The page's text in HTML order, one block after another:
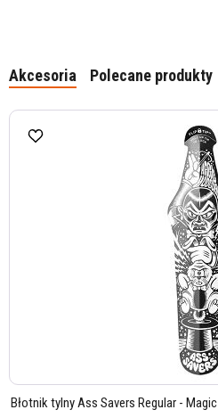
Akcesoria Polecane produkty
Błotnik tylny Ass Savers Regular - Magic